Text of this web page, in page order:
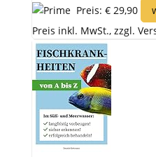
Preis: € 29,90
Preis inkl. MwSt., zzgl.